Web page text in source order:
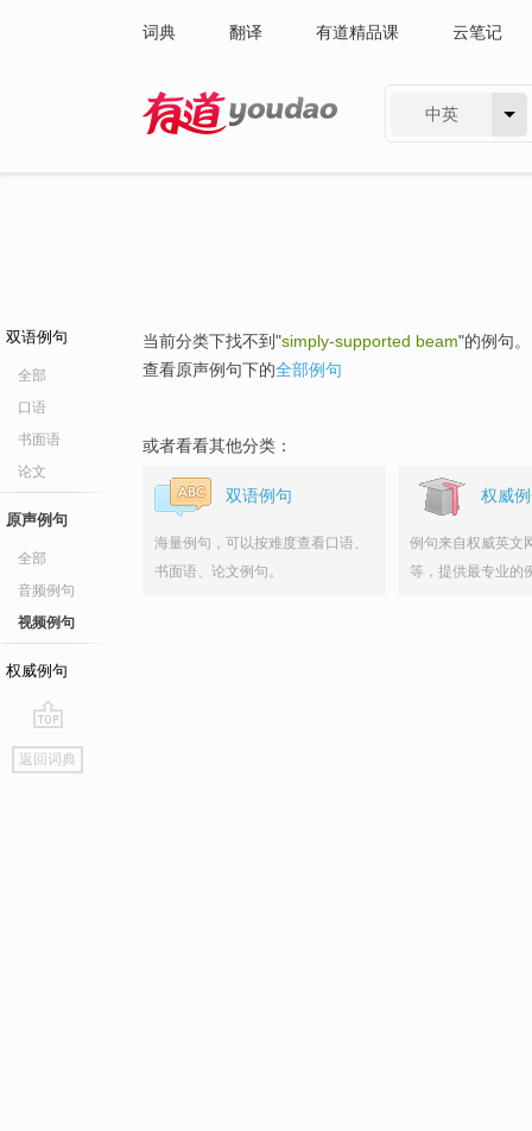
词典 翻译 有道精品课 云笔记
中英
双语例句
全部
口语
书面语
论文
原声例句
全部
音频例句
视频例句
权威例句
go
top
返回词典
当前分类下找不到"simply-supported beam"的例句。
查看原声例句下的全部例句
或者看看其他分类：
双语例句
海量例句，可以按难度查看口语、
书面语、论文例句。
权威
例句来自权威英文
等，提供最专业的